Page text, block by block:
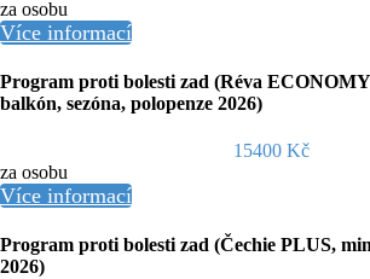
za osobu
Více informací
Program proti bolesti zad (Réva
balkón, sezóna, polopenze 2026)
15400 Kč
za osobu
Více informací
Program proti bolesti zad (Čechie PLUS,
2026)